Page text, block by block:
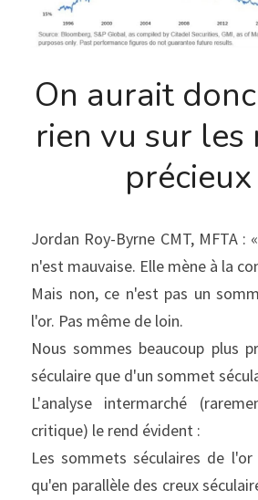
On aurait
rien vu sur les
précieux
Jordan Roy-Byrne CMT, MFTA :
n'est mauvaise. Elle mène à la
Mais non, ce n'est pas un
l'or. Pas même de loin.
Nous sommes beaucoup plus
séculaire que d'un sommet
L'analyse intermarché
critique) le rend évident :
Les sommets séculaires de
qu'en parallèle des creux